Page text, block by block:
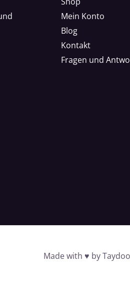
Mein Konto
Blog
Kontakt
Fragen und
Made with ♥ by